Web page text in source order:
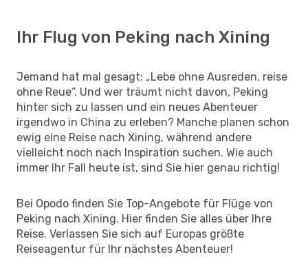
Ihr Flug von Peking nach Xining
Jemand hat mal gesagt: „Lebe ohne Ausreden, reise
ohne Reue“. Und wer träumt nicht davon, Peking
hinter sich zu lassen und ein neues Abenteuer
irgendwo in China zu erleben? Manche planen schon
ewig eine Reise nach Xining, während andere
vielleicht noch nach Inspiration suchen. Wie auch
immer Ihr Fall heute ist, sind Sie hier genau richtig!
Bei Opodo finden Sie Top-Angebote für Flüge von
Peking nach Xining. Hier finden Sie alles über Ihre
Reise. Verlassen Sie sich auf Europas größte
Reiseagentur für Ihr nächstes Abenteuer!